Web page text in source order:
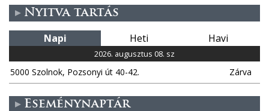
Nyitva tartás
Napi Heti Havi
2026. augusztus 08. sz
5000 Szolnok, Pozsonyi út 40-42. Zárva
Eseménynaptár